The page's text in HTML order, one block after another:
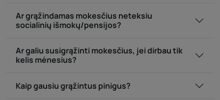
Ar grąžindamas mokesčius neteksiu
socialinių išmokų/pensijos?
Ar galiu susigrąžinti mokesčius, jei dirbau tik
kelis mėnesius?
Kaip gausiu grąžintus pinigus?